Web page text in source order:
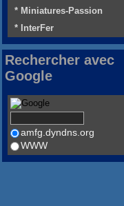
* Miniatures-Passion
* InterFer
Rechercher avec
Google
amfg.dyndns.org
WWW